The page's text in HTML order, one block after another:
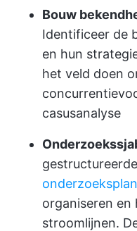
Bouw
Identificeer de
en hun
het veld doen
casusanalyse
gestructureerde
organiseren
stroomlijnen.